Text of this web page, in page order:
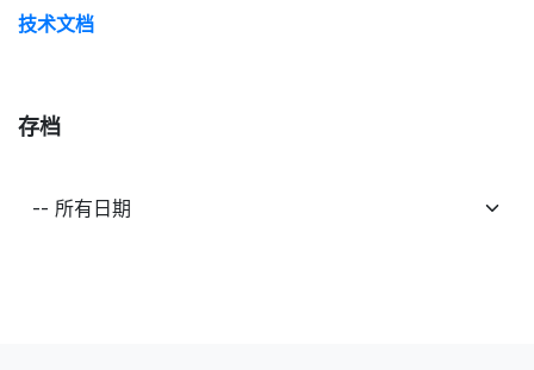
技术文档
存档